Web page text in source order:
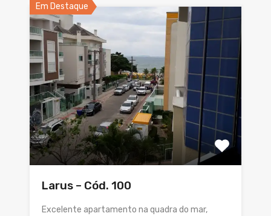
Em Destaque
Larus – Cód. 100
Excelente apartamento na quadra do mar,